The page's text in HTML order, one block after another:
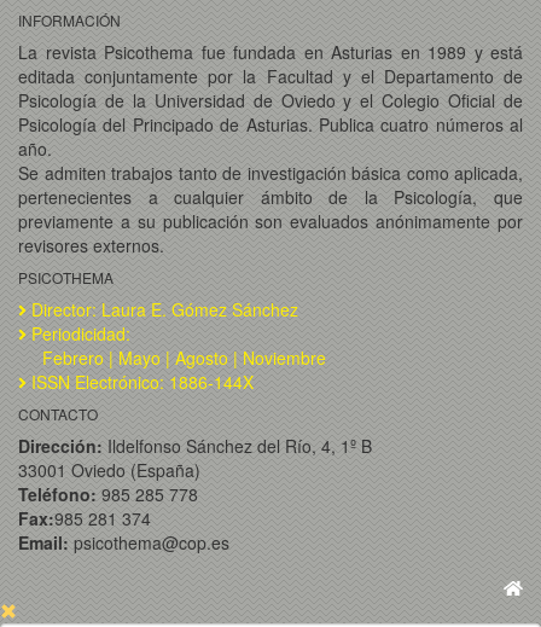
INFORMACIÓN
La revista Psicothema fue fundada en Asturias en 1989 y está
editada conjuntamente por la Facultad y el Departamento de
Psicología de la Universidad de Oviedo y el Colegio Oficial de
Psicología del Principado de Asturias. Publica cuatro números al
año.
Se admiten trabajos tanto de investigación básica como aplicada,
pertenecientes a cualquier ámbito de la Psicología, que
previamente a su publicación son evaluados anónimamente por
revisores externos.
PSICOTHEMA
Director: Laura E. Gómez Sánchez
Periodicidad:
Febrero | Mayo | Agosto | Noviembre
ISSN Electrónico: 1886-144X
CONTACTO
Dirección: Ildelfonso Sánchez del Río, 4, 1º B
33001 Oviedo (España)
Teléfono: 985 285 778
Fax:985 281 374
Email: psicothema@cop.es